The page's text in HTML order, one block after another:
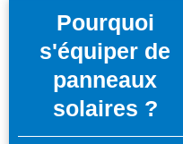
Pourquoi
s'équiper de
panneaux
solaires ?